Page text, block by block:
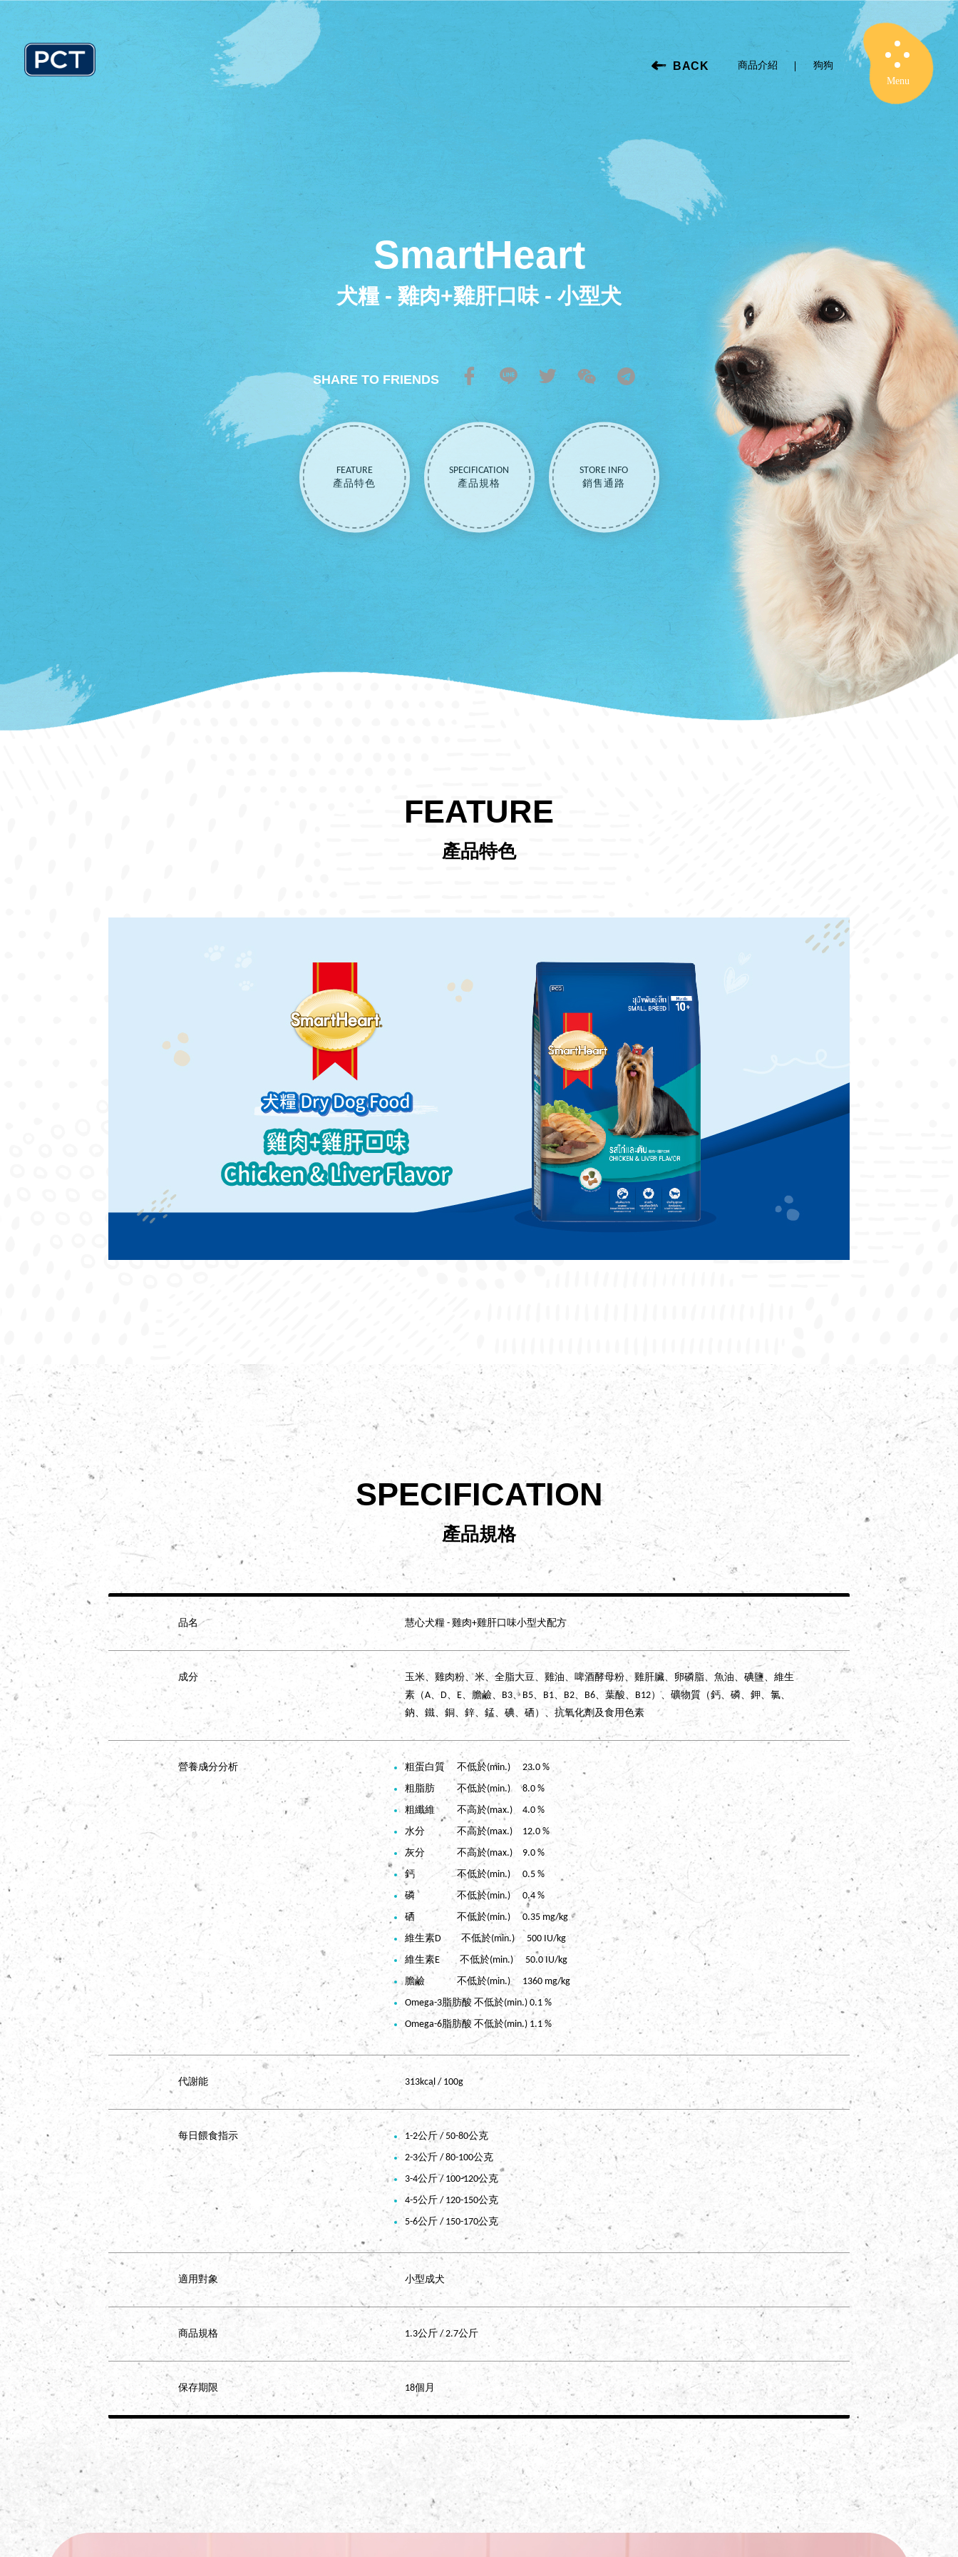
Menu Close
Dog ．狗狗
BACK 商品介紹 狗狗
SmartHeart
犬糧 - 雞肉+雞肝口味 - 小型犬
SHARE TO FRIENDS
FEATURE
產品特色
SPECIFICATION
產品規格
STORE INFO
銷售通路
FEATURE
產品特色
SPECIFICATION
產品規格
品名 慧心犬糧 - 雞肉+雞肝口味小型犬配方
成分
玉米、雞肉粉、米、全脂大豆、雞油、啤酒酵母粉、雞肝臟、卵磷脂、魚油、碘鹽、維生
素（A、D、E、膽鹼、B3、B5、B1、B2、B6、葉酸、B12）、礦物質（鈣、磷、鉀、氯、
鈉、鐵、銅、鋅、錳、碘、硒）、抗氧化劑及食用色素
營養成分分析
粗蛋白質 不低於(min.) 23.0 %
粗脂肪 不低於(min.) 8.0 %
粗纖維 不高於(max.) 4.0 %
水分 不高於(max.) 12.0 %
灰分 不高於(max.) 9.0 %
鈣 不低於(min.) 0.5 %
磷 不低於(min.) 0.4 %
硒 不低於(min.) 0.35 mg/kg
維生素D 不低於(min.) 500 IU/kg
維生素E 不低於(min.) 50.0 IU/kg
膽鹼 不低於(min.) 1360 mg/kg
Omega-3脂肪酸 不低於(min.) 0.1 %
Omega-6脂肪酸 不低於(min.) 1.1 %
代謝能 313kcal / 100g
每日餵食指示
1-2公斤 / 50-80公克
2-3公斤 / 80-100公克
3-4公斤 / 100-120公克
4-5公斤 / 120-150公克
5-6公斤 / 150-170公克
適用對象 小型成犬
商品規格 1.3公斤 / 2.7公斤
保存期限 18個月